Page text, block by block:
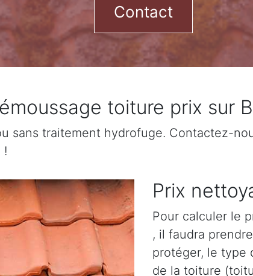
Contact
toiture prix sur
sans traitement hydrofuge. Contactez-
!
Prix
Pour calculer le
, il faudra
protéger, le type
de la toiture